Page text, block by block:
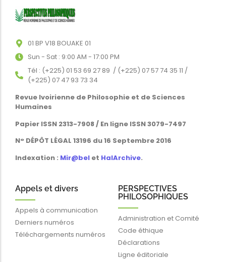
01 BP V18 BOUAKE 01
Sun - Sat : 9:00 AM - 17:00 PM
Tél : (+225) 01 53 69 27 89 / (+225) 07 57 74 35 11 /
(+225) 07 47 93 73 34
Revue Ivoirienne de Philosophie et de Sciences
Humaines
Papier ISSN 2313-7908 / En ligne ISSN 3079-7497
N° DÉPÔT LÉGAL 13196 du 16 Septembre 2016
Indexation : Mir@bel et HalArchive.
Appels et divers
Appels à communication
Derniers numéros
Téléchargements numéros
PERSPECTIVES
PHILOSOPHIQUES
Administration et Comité
Code éthique
Déclarations
Ligne éditoriale